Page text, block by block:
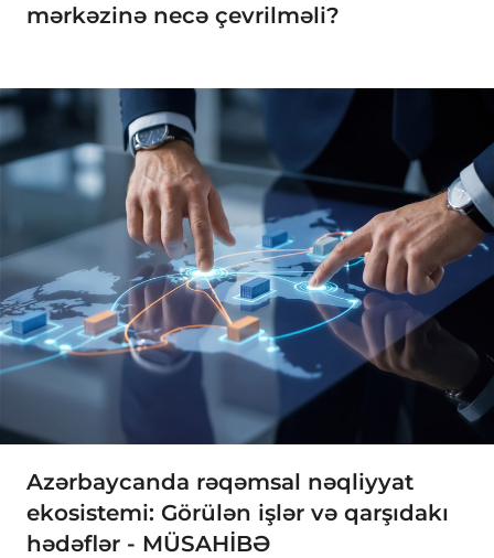
mərkəzinə necə çevrilməli?
Azərbaycanda rəqəmsal nəqliyyat
ekosistemi: Görülən işlər və qarşıdakı
hədəflər - MÜSAHİBƏ